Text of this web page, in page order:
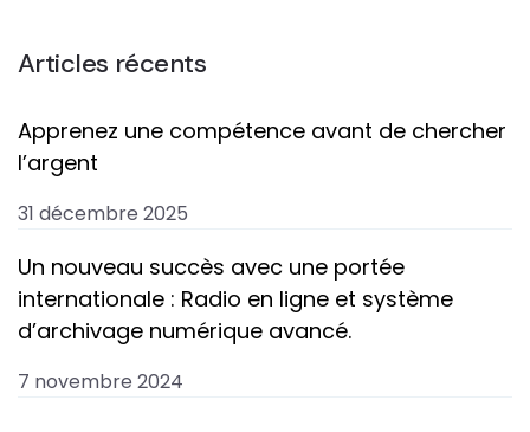
Articles récents
Apprenez une compétence avant de chercher
l’argent
31 décembre 2025
Un nouveau succès avec une portée
internationale : Radio en ligne et système
d’archivage numérique avancé.
7 novembre 2024